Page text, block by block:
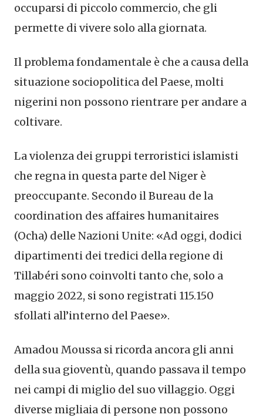
occuparsi di piccolo commercio, che gli
permette di vivere solo alla giornata.
Il problema fondamentale è che a causa della
situazione sociopolitica del Paese, molti
nigerini non possono rientrare per andare a
coltivare.
La violenza dei gruppi terroristici islamisti
che regna in questa parte del Niger è
preoccupante. Secondo il Bureau de la
coordination des affaires humanitaires
(Ocha) delle Nazioni Unite: «Ad oggi, dodici
dipartimenti dei tredici della regione di
Tillabéri sono coinvolti tanto che, solo a
maggio 2022, si sono registrati 115.150
sfollati all’interno del Paese».
Amadou Moussa si ricorda ancora gli anni
della sua gioventù, quando passava il tempo
nei campi di miglio del suo villaggio. Oggi
diverse migliaia di persone non possono